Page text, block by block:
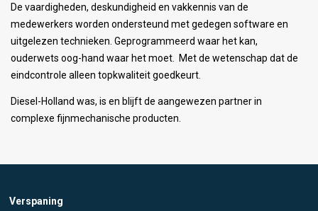
De vaardigheden, deskundigheid en vakkennis van de
medewerkers worden ondersteund met gedegen software en
uitgelezen technieken. Geprogrammeerd waar het kan,
ouderwets oog-hand waar het moet. Met de wetenschap dat de
eindcontrole alleen topkwaliteit goedkeurt.
Diesel-Holland was, is en blijft de aangewezen partner in
complexe fijnmechanische producten.
Verspaning